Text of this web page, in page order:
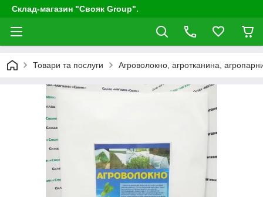
Склад-магазин "Свояк Group".
Товари та послуги Агроволокно, агротканина,